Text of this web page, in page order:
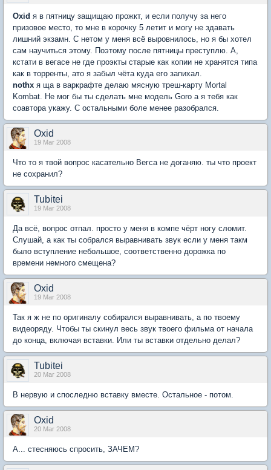
Oxid я в пятницу защищаю прожкт, и если получу за него
призовое место, то мне в корочку 5 летит и могу не здавать
лишний экзамн. С нетом у меня всё выровнилось, но я бы хотел
сам научиться этому. Поэтому после пятницы преступлю. А,
кстати в вегасе не где проэкты старые как копии не хранятся типа
как в торренты, ато я забыл чёта куда его запихал.
nothx я ща в варкрафте делаю мясную треш-карту Mortal
Kombat. Не мог бы ты сделать мне модель Goro а я тебя как
соавтора укажу. С остальными боле менее разобрался.
Oxid
19 Mar 2008
Что то я твой вопрос касательно Вегса не доганяю. ты что проект
не сохранил?
Tubitei
19 Mar 2008
Да всё, вопрос отпал. просто у меня в компе чёрт ногу сломит.
Слушай, а как ты собрался выравнивать звук если у меня такм
было вступление небольшое, соответственно дорожка по
времени немного смещена?
Oxid
19 Mar 2008
Так я ж не по оригиналу собирался выравнивать, а по твоему
видеоряду. Чтобы ты скинул весь звук твоего фильма от начала
до конца, включая вставки. Или ты вставки отдельно делал?
Tubitei
20 Mar 2008
В нервую и споследню вставку вместе. Остальное - потом.
Oxid
20 Mar 2008
А... стесняюсь спросить, ЗАЧЕМ?